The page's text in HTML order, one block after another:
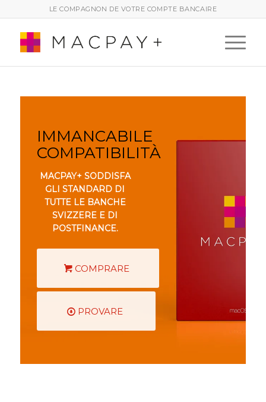
LE COMPAGNON DE VOTRE COMPTE BANCAIRE
IMMANCABILE
COMPATIBILITÀ
MACPAY+ SODDISFA
GLI STANDARD DI
TUTTE LE BANCHE
SVIZZERE E DI
POSTFINANCE.
COMPRARE
PROVARE